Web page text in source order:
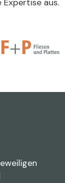
aus.